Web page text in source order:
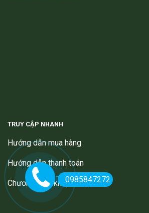
TRUY CẬP NHANH
Hướng dẫn mua hàng
Hướng dẫn thanh toán
Chương trình khuyến mại
0985847272